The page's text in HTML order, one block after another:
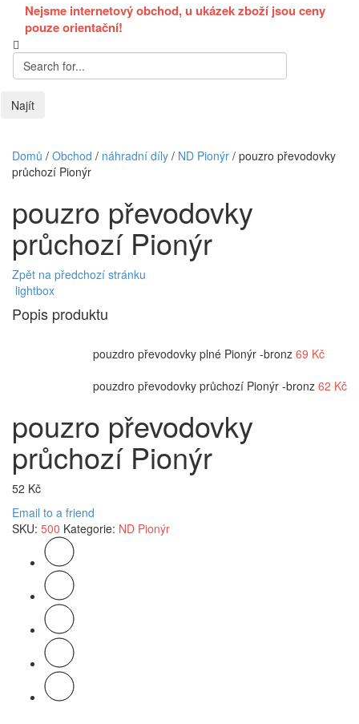
Nejsme internetový obchod, u ukázek zboží jsou ceny
pouze orientační!
Najít
Domů / Obchod / náhradní díly / ND Pionýr / pouzro převodovky
průchozí Pionýr
pouzro převodovky
průchozí Pionýr
Zpět na předchozí stránku
lightbox
Popis produktu
pouzdro převodovky plné Pionýr -bronz 69 Kč
pouzdro převodovky průchozí Pionýr -bronz 62 Kč
pouzro převodovky
průchozí Pionýr
52 Kč
Email to a friend
SKU: 500 Kategorie: ND Pionýr